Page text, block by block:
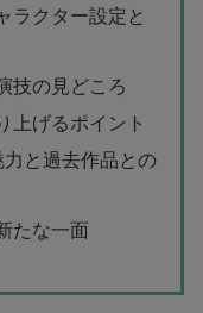
ラクター設定と
技の見どころ
上げるポイント
と過去作品との
たな一面